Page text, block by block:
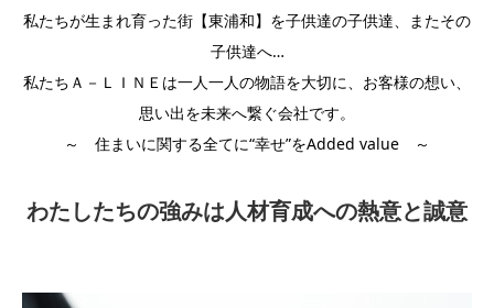
私たちが生まれ育った街【東浦和】を子供達の子供達、またその
子供達へ…
私たちＡ－ＬＩＮＥは一人一人の物語を大切に、お客様の想い、
思い出を未来へ繋ぐ会社です。
～ 住まいに関する全てに“幸せ”をAdded value ～
わたしたちの強みは人材育成への熱意と誠意